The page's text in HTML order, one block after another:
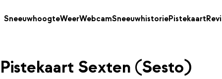
SneeuwhoogteWeerWebcamSneeuwhistoriePistekaart
Pistekaart Sexten (Sesto)